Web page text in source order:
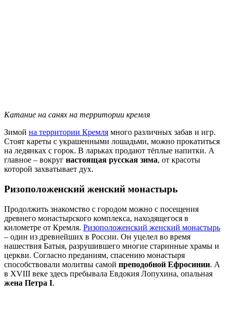
Катание на санях на территории кремля
Зимой на территории Кремля много различных забав и игр.
Стоят кареты с украшенными лошадьми, можно прокатиться
на ледянках с горок. В ларьках продают тёплые напитки. А
главное – вокруг настоящая русская зима, от красоты
которой захватывает дух.
Ризоположенский женский монастырь
Продолжить знакомство с городом можно с посещения
древнего монастырского комплекса, находящегося в
километре от Кремля. Ризоположенский женский монастырь
– один из древнейших в России. Он уцелел во время
нашествия Батыя, разрушившего многие старинные храмы и
церкви. Согласно преданиям, спасению монастыря
способствовали молитвы самой преподобной Ефросинии. А
в XVIII веке здесь пребывала Евдокия Лопухина, опальная
жена Петра I.